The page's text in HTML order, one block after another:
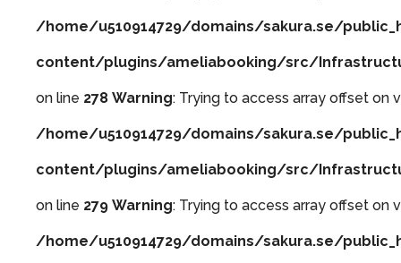
/home/u510914729/domains/sakura.se/
content/plugins/ameliabooking/src/
on line 278 Warning: Trying to access array offset on
/home/u510914729/domains/sakura.se/
content/plugins/ameliabooking/src/
on line 279 Warning: Trying to access array offset on
/home/u510914729/domains/sakura.se/